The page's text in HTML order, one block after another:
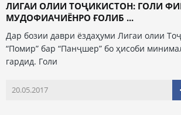
ЛИГАИ ОЛИИ ТОҶИКИСТОН: ГОЛИ
МУДОФИАЧИЁНРО ҒОЛИБ ...
Дар бозии даври ёздаҳуми Лигаи олии
“Помир” бар “Панҷшер” бо ҳисоби
гардид. Голи
20.05.2017